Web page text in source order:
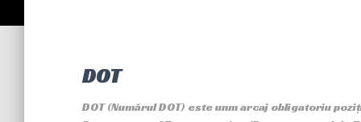
DOT
DOT (Numărul DOT) este unm arcaj obligatoriu